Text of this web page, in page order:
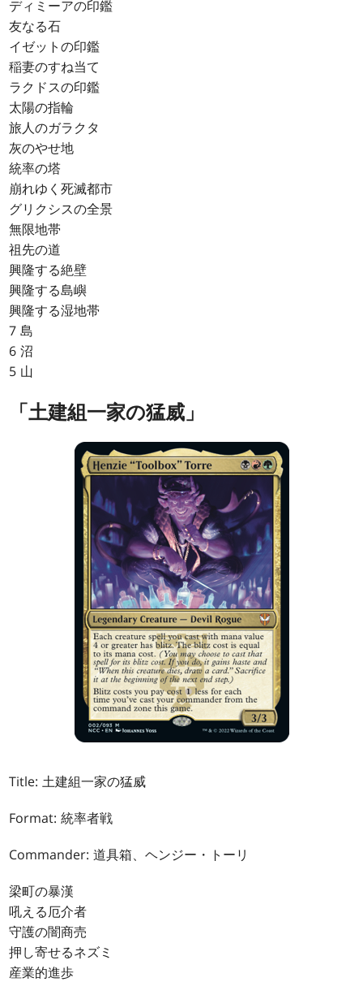
ディミーアの印鑑
友なる石
イゼットの印鑑
稲妻のすね当て
ラクドスの印鑑
太陽の指輪
旅人のガラクタ
灰のやせ地
統率の塔
崩れゆく死滅都市
グリクシスの全景
無限地帯
祖先の道
興隆する絶壁
興隆する島嶼
興隆する湿地帯
7 島
6 沼
5 山
「土建組一家の猛威」
Title: 土建組一家の猛威
Format: 統率者戦
Commander: 道具箱、ヘンジー・トーリ
梁町の暴漢
吼える厄介者
守護の闇商売
押し寄せるネズミ
産業的進歩